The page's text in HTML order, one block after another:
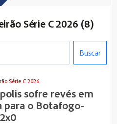
Série C 2026 (8)
Buscar
Série C 2026
sofre revés em
para o Botafogo-